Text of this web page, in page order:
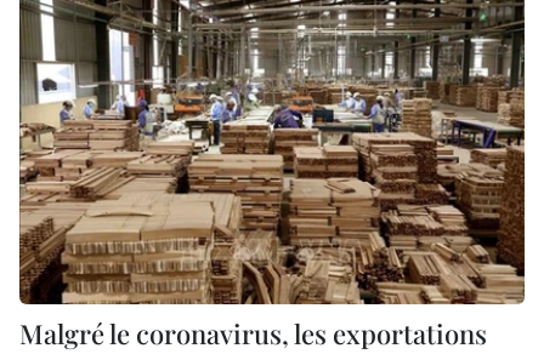
Malgré le coronavirus, les exportations